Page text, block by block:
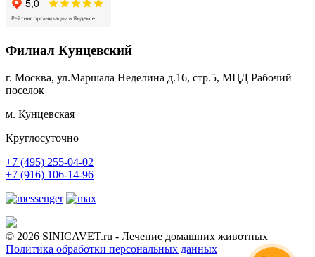
Филиал Кунцевский
г. Москва, ул.Маршала Неделина д.16, стр.5, МЦД Рабочий
поселок
м. Кунцевская
Круглосуточно
+7 (495) 255-04-02
+7 (916) 106-14-96
© 2026 SINICAVET.ru - Лечение домашних животных
Политика обработки персональных данных